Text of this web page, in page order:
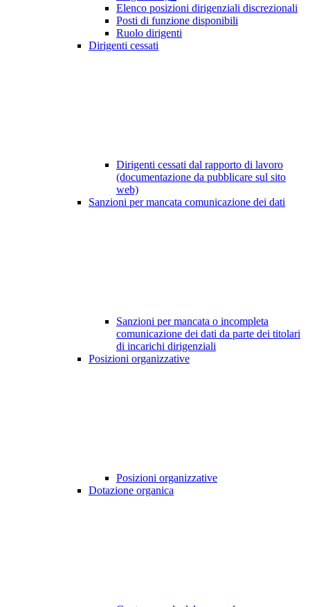
Elenco posizioni dirigenziali discrezionali
Posti di funzione disponibili
Ruolo dirigenti
Dirigenti cessati
Dirigenti cessati dal rapporto di lavoro
(documentazione da pubblicare sul sito
web)
Sanzioni per mancata comunicazione dei dati
Sanzioni per mancata o incompleta
comunicazione dei dati da parte dei titolari
di incarichi dirigenziali
Posizioni organizzative
Posizioni organizzative
Dotazione organica